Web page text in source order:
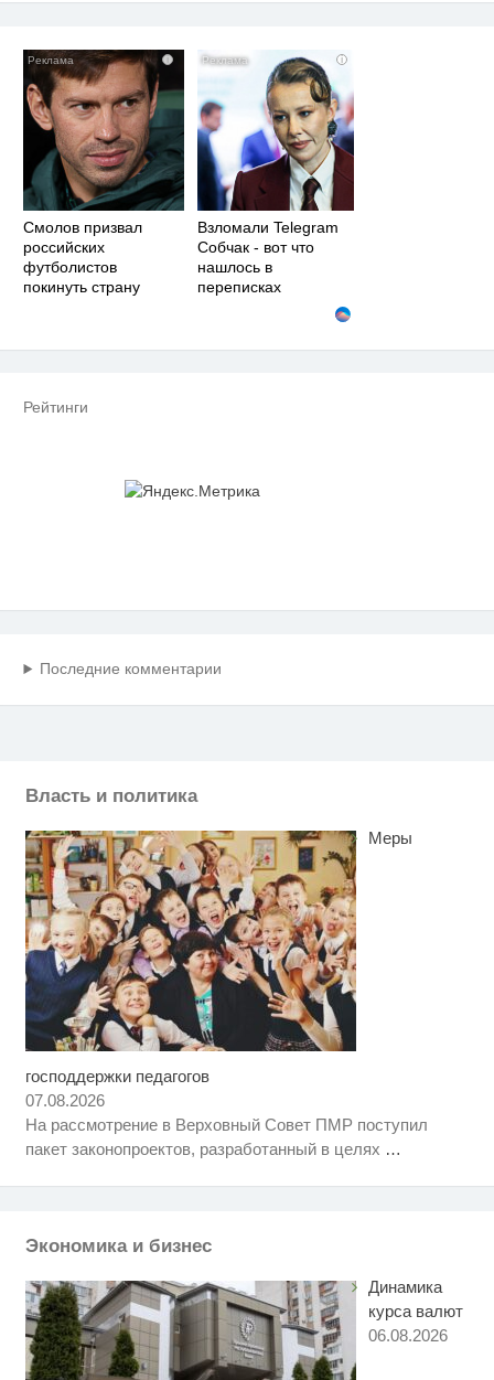
i
Смолов призвал
российских
футболистов
покинуть страну
i
Взломали Telegram
Собчак - вот что
нашлось в
переписках
Рейтинги
Последние комментарии
Власть и политика
Меры
господдержки педагогов
07.08.2026
На рассмотрение в Верховный Совет ПМР поступил
пакет законопроектов, разработанный в целях …
Экономика и бизнес
Динамика
курса валют
06.08.2026
Ржу не переставая, это видео
Смолов призвал российских
футболистов покинуть страну